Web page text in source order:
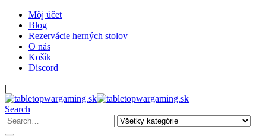
Môj účet
Blog
Rezervácie herných stolov
O nás
Košík
Discord
|
Search